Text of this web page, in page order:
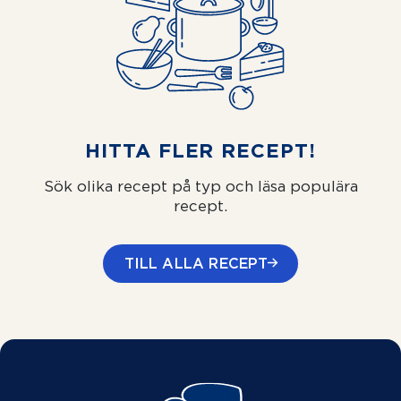
HITTA FLER RECEPT!
Sök olika recept på typ och läsa populära
recept.
TILL ALLA RECEPT